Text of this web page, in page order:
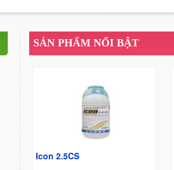
SẢN PHẨM NỔI BẬT
Icon 2.5CS